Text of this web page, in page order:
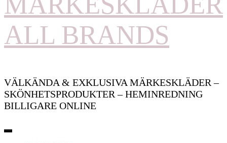
ALL BRANDS
VÄLKÄNDA & EXKLUSIVA MÄRKESKLÄDER –
SKÖNHETSPRODUKTER – HEMINREDNING
BILLIGARE ONLINE